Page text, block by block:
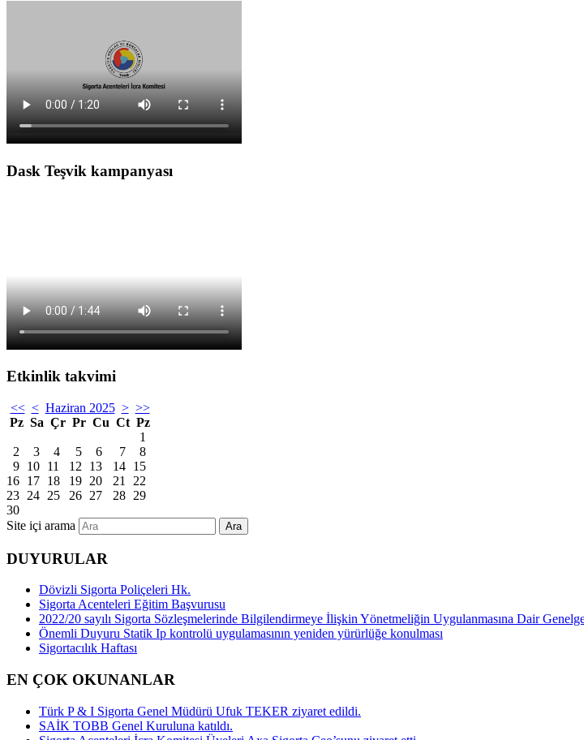
Dask Teşvik kampanyası
Etkinlik takvimi
<< < Haziran 2025 > >>
Pz Sa Çr Pr Cu Ct Pz
1
2
3 4 5 6 7
8
9 10 11 12 13 14 15
16 17 18 19 20 21
22
23 24 25 26 27 28 29
30
Site içi arama
Ara
DUYURULAR
Dövizli Sigorta Poliçeleri Hk.
Sigorta Acenteleri Eğitim Başvurusu
2022/20 sayılı Sigorta Sözleşmelerinde Bilgilendirmeye İlişkin Yönetmeliğin Uygulanmasına Dair
Önemli Duyuru Statik Ip kontrolü uygulamasının yeniden yürürlüğe konulması
Sigortacılık Haftası
EN ÇOK OKUNANLAR
Türk P & I Sigorta Genel Müdürü Ufuk TEKER ziyaret edildi.
SAİK TOBB Genel Kuruluna katıldı.